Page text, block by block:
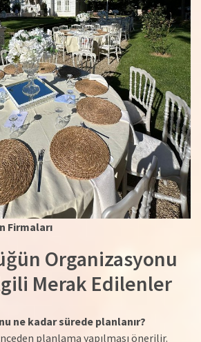
Firmaları
Organizasyonu
Merak Edilenler
ne kadar sürede planlanır?
planlama yapılması önerilir.